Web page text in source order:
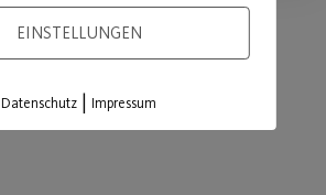
EINSTELLUNGEN
Datenschutz |Impressum